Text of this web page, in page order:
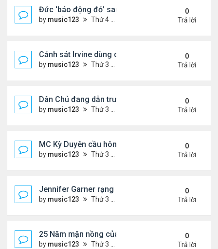
Đức ‘báo động đỏ’ sau vụ phát hiện UAV mang
by music123 Thứ 4 Tháng 8 05, 2026 6:28 pm
0
Trả lời
Cảnh sát Irvine dùng drone bắt kẻ trộm trong
by music123 Thứ 3 Tháng 8 04, 2026 6:20 pm
0
Trả lời
Dân Chủ đang dẫn trước Cộng Hòa trong các
by music123 Thứ 3 Tháng 8 04, 2026 6:17 pm
0
Trả lời
MC Kỳ Duyên cầu hôn lại chồng cũ
by music123 Thứ 3 Tháng 8 04, 2026 6:12 pm
0
Trả lời
Jennifer Garner rạng rỡ bên bạn trai kém 6 tuổi
by music123 Thứ 3 Tháng 8 04, 2026 6:06 pm
0
Trả lời
25 Năm mặn nồng của 'Điệp viên 007'
by music123 Thứ 3 Tháng 8 04, 2026 5:57 pm
0
Trả lời